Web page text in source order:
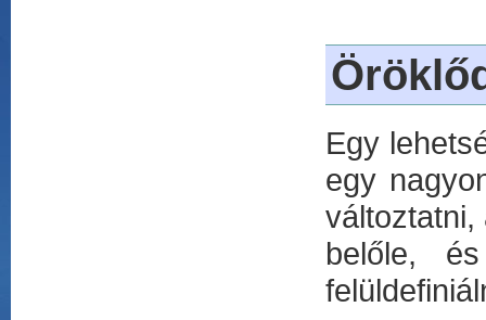
Egy
egy
változtatni,
belőle,